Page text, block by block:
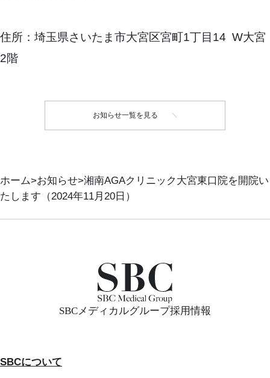
住所：埼玉県さいたま市大宮区宮町1丁目14 W大宮
2階
お知らせ一覧を見る
ホーム お知らせ 湘南AGAクリニック大宮東口院を開院い
たします（2024年11月20日）
SBCメディカルグループ採用情報
SBCについて